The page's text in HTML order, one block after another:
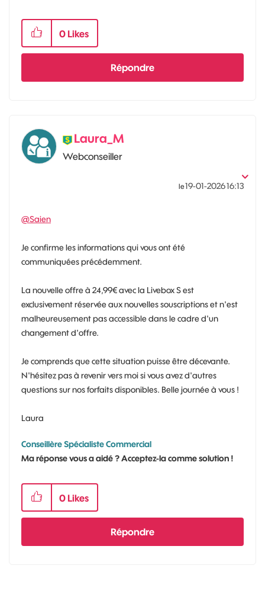
0 Likes
Répondre
Laura_M
Webconseiller
le‎19-01-202616:13
@Saien
Je confirme les informations qui vous ont été
communiquées précédemment.
La nouvelle offre à 24,99€ avec la Livebox S est
exclusivement réservée aux nouvelles souscriptions et n'est
malheureusement pas accessible dans le cadre d'un
changement d'offre.
Je comprends que cette situation puisse être décevante.
N'hésitez pas à revenir vers moi si vous avez d'autres
questions sur nos forfaits disponibles. Belle journée à vous !
Laura
Conseillère Spécialiste Commercial
Ma réponse vous a aidé ? Acceptez-la comme solution !
0 Likes
Répondre